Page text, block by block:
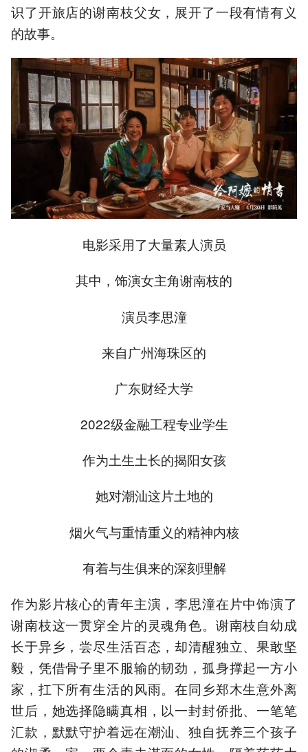
识了开旅店的谢南枝父女，展开了一段有情有义
的故事。
电影采用了大量素人演员
其中，饰演女主角谢南枝的
演员李思潼
来自广州海珠区的
广东财经大学
2022级金融工程专业学生
作为土生土长的揭阳女孩
她对潮汕这片土地的
烟火气与重情重义的精神内核
有着与生俱来的深刻理解
作为影片核心的青年主演，李思潼在片中饰演了
谢南枝这一贯穿全片的灵魂角色。谢南枝自幼成
长于异乡，尝尽生活百态，却清醒独立、果敢坚
毅，凭借骨子里不服输的韧劲，孤身撑起一方小
家，扛下所有生活的风雨。在同乡郑木生意外离
世后，她选择隐瞒真相，以一封封侨批、一笔笔
汇款，默默守护着远在潮汕、独自抚养三个孩子